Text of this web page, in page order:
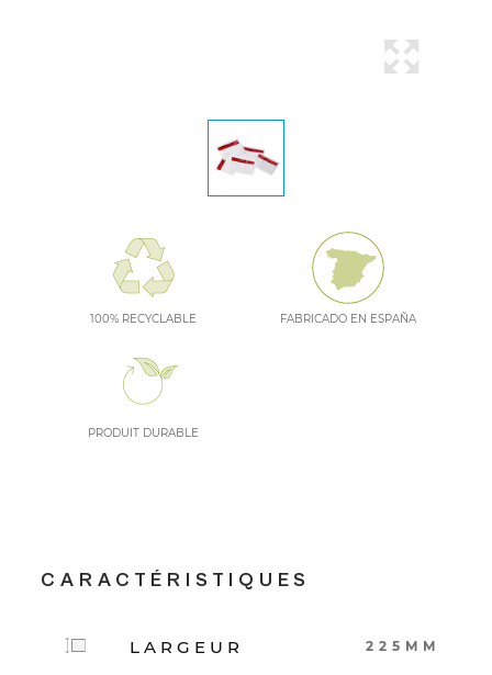
100% RECYCLABLE FABRICADO EN ESPAÑA
PRODUIT DURABLE
CARACTÉRISTIQUES
LARGEUR 225MM